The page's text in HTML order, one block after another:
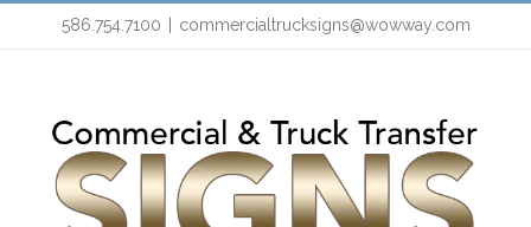
586.754.7100 commercialtrucksigns@wowway.com